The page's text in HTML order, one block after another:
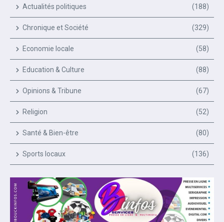
Actualités politiques (188)
Chronique et Société (329)
Economie locale (58)
Education & Culture (88)
Opinions & Tribune (67)
Religion (52)
Santé & Bien-être (80)
Sports locaux (136)